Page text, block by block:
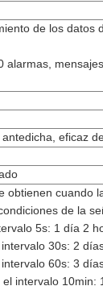
de los datos
alarmas,
eficaz
obtienen cuando
de la
5s: 1 día 2
30s: 2
60s: 3
intervalo 10min: